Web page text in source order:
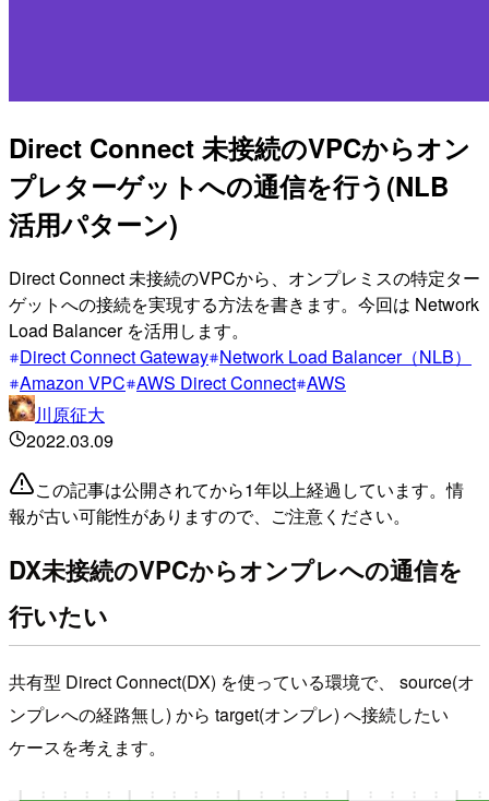
Direct Connect 未接続のVPCからオン
プレターゲットへの通信を行う(NLB
活用パターン)
Direct Connect 未接続のVPCから、オンプレミスの特定ター
ゲットへの接続を実現する方法を書きます。今回は Network
Load Balancer を活用します。
Direct Connect Gateway Network Load Balancer（NLB）
Amazon VPC AWS Direct Connect AWS
川原征大
2022.03.09
この記事は公開されてから1年以上経過しています。情
報が古い可能性がありますので、ご注意ください。
DX未接続のVPCからオンプレへの通信を
行いたい
共有型 Direct Connect(DX) を使っている環境で、 source(オ
ンプレへの経路無し) から target(オンプレ) へ接続したい
ケースを考えます。